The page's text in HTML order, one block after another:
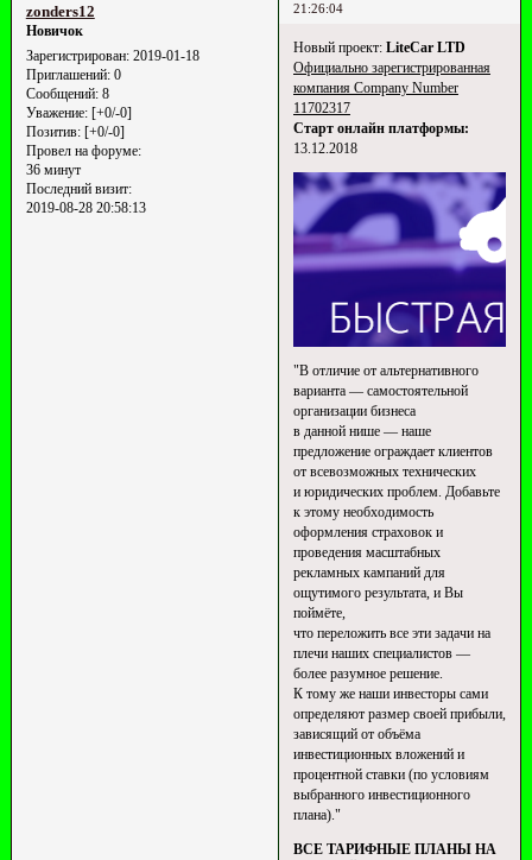
21:26:04
zonders12
Новичок
Зарегистрирован: 2019-01-18
Приглашений:0
Сообщений:8
Уважение: [+0/-0]
Позитив: [+0/-0]
Провел на форуме:
36 минут
Последний визит:
2019-08-28 20:58:13
Новый проект: LiteCar LTD
Официально зарегистрированная
компания Company Number
11702317
Старт онлайн платформы:
13.12.2018
"В отличие от альтернативного
варианта — самостоятельной
организации бизнеса
в данной нише — наше
предложение ограждает клиентов
от всевозможных технических
и юридических проблем. Добавьте
к этому необходимость
оформления страховок и
проведения масштабных
рекламных кампаний для
ощутимого результата, и Вы
поймёте,
что переложить все эти задачи на
плечи наших специалистов —
более разумное решение.
К тому же наши инвесторы сами
определяют размер своей прибыли,
зависящий от объёма
инвестиционных вложений и
процентной ставки (по условиям
выбранного инвестиционного
плана)."
ВСЕ ТАРИФНЫЕ ПЛАНЫ НА